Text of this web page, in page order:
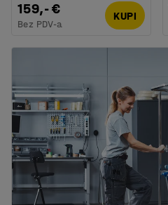
159,- €
Bez PDV-a
KUPI